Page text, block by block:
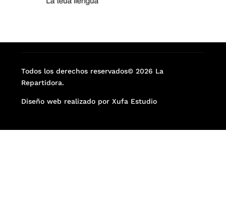
Todos los derechos reservados© 2026 La
Repartidora.
Diseño web realizado por Xufa Estudio